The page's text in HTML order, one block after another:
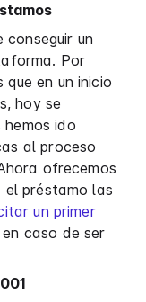
un
Por
en un inicio
hoy se
ido
al proceso
ofrecemos
préstamo las
un primer
caso de ser